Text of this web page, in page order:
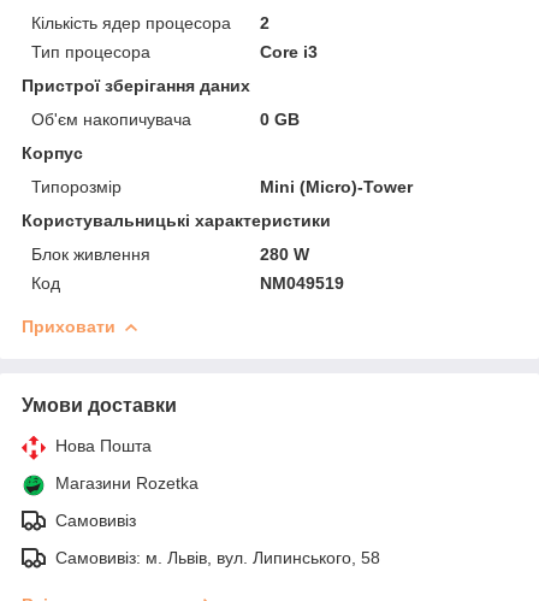
Кількість ядер процесора
2
Тип процесора
Core i3
Пристрої зберігання даних
Об'єм накопичувача
0 GB
Корпус
Типорозмір
Mini (Micro)-Tower
Користувальницькі характеристики
Блок живлення
280 W
Код
NM049519
Приховати
Умови доставки
Нова Пошта
Магазини Rozetka
Самовивіз
Самовивіз: м. Львів, вул. Липинського, 58